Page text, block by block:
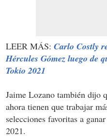
LEER MÁS: Carlo Costly
Hércules Gómez luego de
Tokio 2021
Jaime Lozano también dijo
ahora tienen que trabajar
selecciones favoritas a
2021.